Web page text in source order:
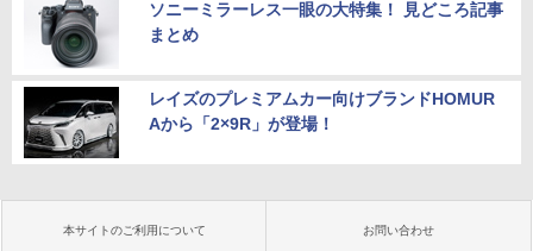
ソニーミラーレス一眼の大特集！ 見どころ記事
まとめ
レイズのプレミアムカー向けブランドHOMUR
Aから「2×9R」が登場！
本サイトのご利用について お問い合わせ